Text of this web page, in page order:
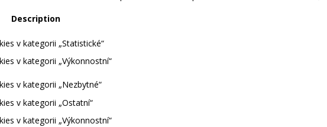
Description
v kategorii „Statistické“
v kategorii „Výkonnostní“
v kategorii „Nezbytné“
v kategorii „Ostatní“
v kategorii „Výkonnostní“